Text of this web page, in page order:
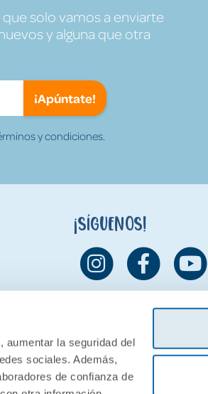
aumentar la seguridad del
sociales. Además,
de confianza de
solo vamos a enviarte
y alguna que otra
¡Apúntate!
y condiciones.
¡Síguenos!